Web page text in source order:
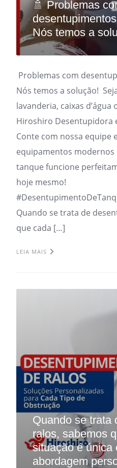
🚿 Problemas
Nós temos a
Problemas com
Nós temos a solução!
lavanderia, caixas
Hiroshiro Desentupidora
Conte com nossa equipe
equipamentos
tanque funcione
hoje mesmo!
Quando se trata de
que cada […]
LEIA MAIS
Quando se trata
ralos, sabemos
situação é única
abordagem